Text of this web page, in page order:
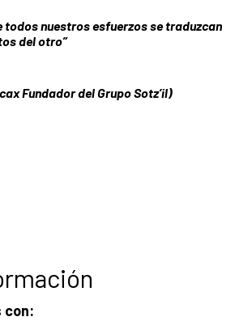
todos nuestros esfuerzos se traduzcan
del otro”
Fundador del Grupo Sotz’il)
con: